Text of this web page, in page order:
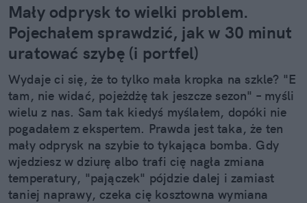
Mały odprysk to wielki problem.
Pojechałem sprawdzić, jak w 30 minut
uratować szybę (i portfel)
Wydaje ci się, że to tylko mała kropka na szkle? "E
tam, nie widać, pojeżdżę tak jeszcze sezon" – myśli
wielu z nas. Sam tak kiedyś myślałem, dopóki nie
pogadałem z ekspertem. Prawda jest taka, że ten
mały odprysk na szybie to tykająca bomba. Gdy
wjedziesz w dziurę albo trafi cię nagła zmiana
temperatury, "pajączek" pójdzie dalej i zamiast
taniej naprawy, czeka cię kosztowna wymiana